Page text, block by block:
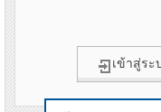
เข้าสู่ระ